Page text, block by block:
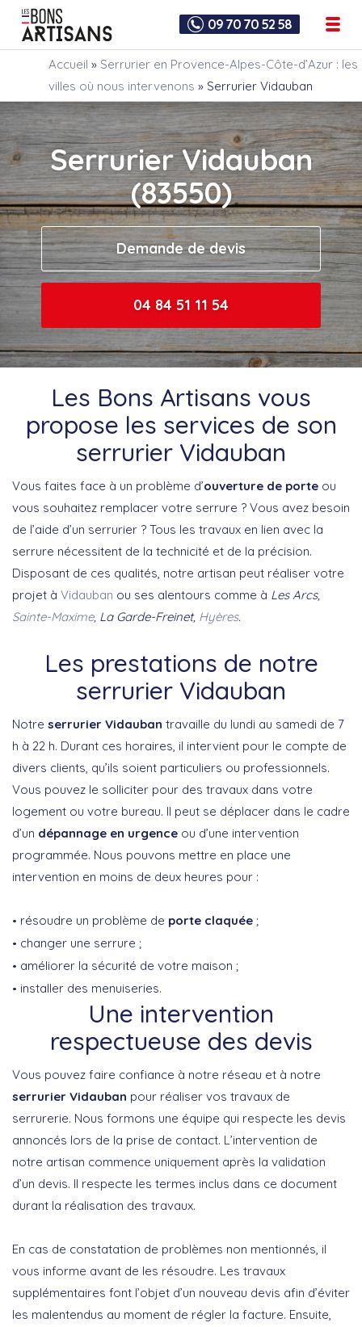
09 70 70 52 58
Accueil » Serrurier en Provence-Alpes-Côte-d’Azur : les
villes où nous intervenons » Serrurier Vidauban
Serrurier Vidauban
(83550)
Demande de devis
04 84 51 11 54
Les Bons Artisans vous
propose les services de son
serrurier Vidauban
Vous faites face à un problème d’ouverture de porte ou
vous souhaitez remplacer votre serrure ? Vous avez besoin
de l’aide d’un serrurier ? Tous les travaux en lien avec la
serrure nécessitent de la technicité et de la précision.
Disposant de ces qualités, notre artisan peut réaliser votre
projet à Vidauban ou ses alentours comme à Les Arcs,
Sainte-Maxime, La Garde-Freinet, Hyères.
Les prestations de notre
serrurier Vidauban
Notre serrurier Vidauban travaille du lundi au samedi de 7
h à 22 h. Durant ces horaires, il intervient pour le compte de
divers clients, qu’ils soient particuliers ou professionnels.
Vous pouvez le solliciter pour des travaux dans votre
logement ou votre bureau. Il peut se déplacer dans le cadre
d’un dépannage en urgence ou d’une intervention
programmée. Nous pouvons mettre en place une
intervention en moins de deux heures pour :
résoudre un problème de porte claquée ;
changer une serrure ;
améliorer la sécurité de votre maison ;
installer des menuiseries.
Une intervention
respectueuse des devis
Vous pouvez faire confiance à notre réseau et à notre
serrurier Vidauban pour réaliser vos travaux de
serrurerie. Nous formons une équipe qui respecte les devis
annoncés lors de la prise de contact. L’intervention de
notre artisan commence uniquement après la validation
d’un devis. Il respecte les termes inclus dans ce document
durant la réalisation des travaux.
En cas de constatation de problèmes non mentionnés, il
vous informe avant de les résoudre. Les travaux
supplémentaires font l’objet d’un nouveau devis afin d’éviter
les malentendus au moment de régler la facture. Ensuite,